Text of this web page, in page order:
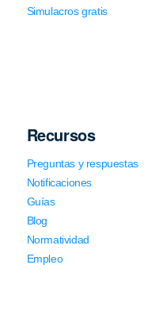
Simulacros gratis
Recursos
Preguntas y respuestas
Notificaciones
Guías
Blog
Normatividad
Empleo